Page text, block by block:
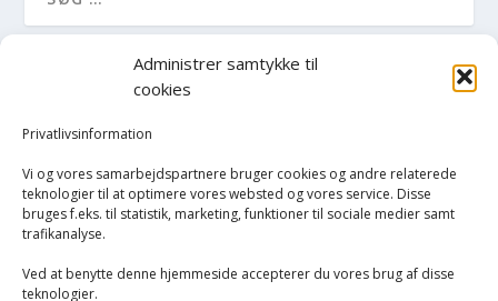
Administrer samtykke til
cookies
Privatlivsinformation
Vi og vores samarbejdspartnere bruger cookies og andre relaterede
teknologier til at optimere vores websted og vores service. Disse
bruges f.eks. til statistik, marketing, funktioner til sociale medier samt
trafikanalyse.
Ved at benytte denne hjemmeside accepterer du vores brug af disse
teknologier.
VAREKATEGORIER
Computere og elektronik
Ferie og fritid
Badebassiner & pools
Trampoliner & tilbehør